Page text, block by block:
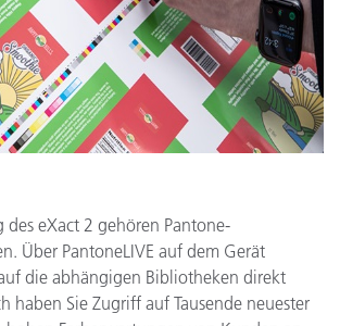
des eXact 2 gehören Pantone-
Über PantoneLIVE auf dem Gerät
die abhängigen Bibliotheken direkt
haben Sie Zugriff auf Tausende neuester